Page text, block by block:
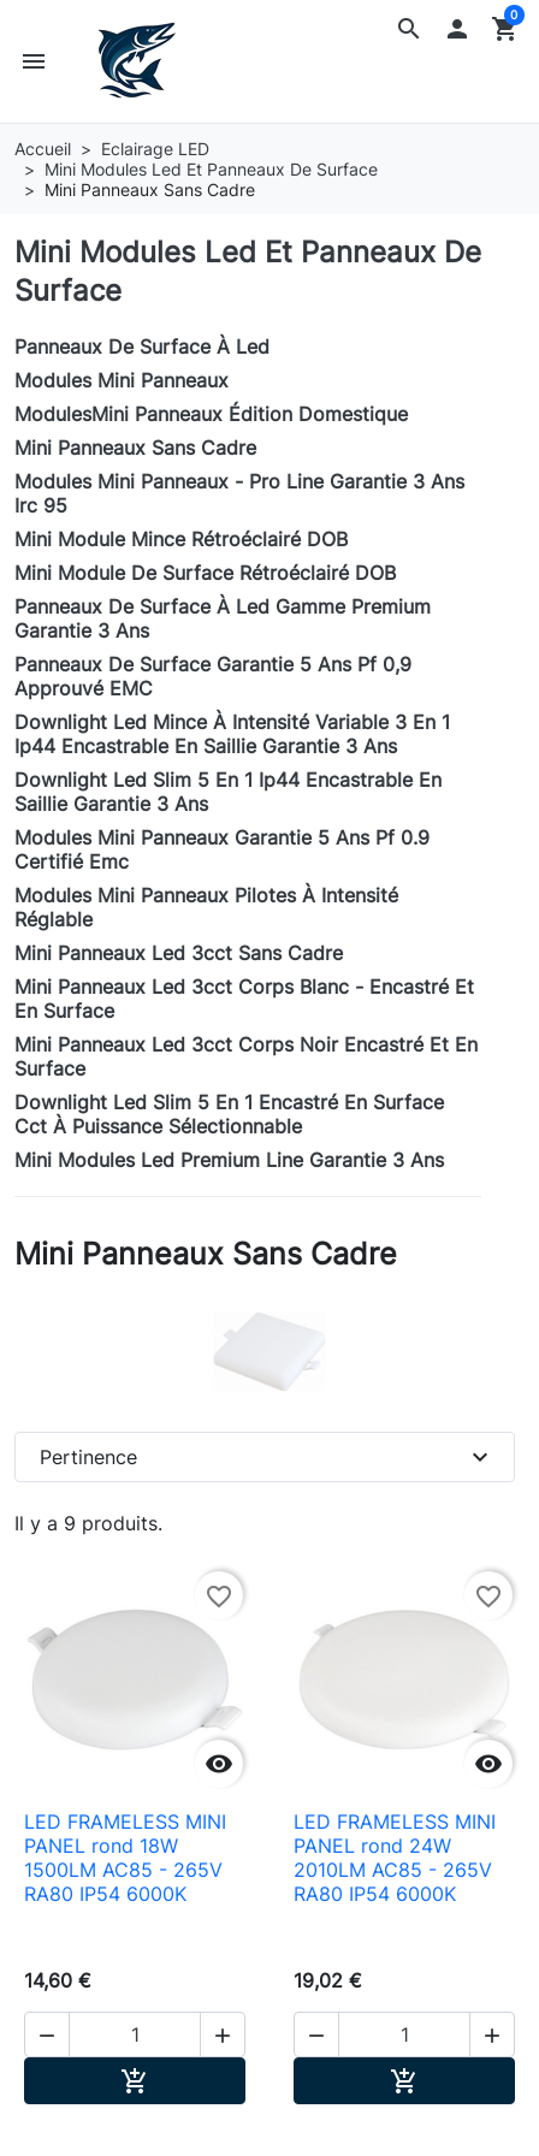
search
menu
 shopping_cart
0
Accueil
Eclairage LED
Mini Modules Led Et Panneaux De Surface
Mini Panneaux Sans Cadre
Mini Modules Led Et Panneaux De
Surface
Panneaux De Surface À Led
Modules Mini Panneaux
ModulesMini Panneaux Édition Domestique
Mini Panneaux Sans Cadre
Modules Mini Panneaux - Pro Line Garantie 3 Ans
Irc 95
Mini Module Mince Rétroéclairé DOB
Mini Module De Surface Rétroéclairé DOB
Panneaux De Surface À Led Gamme Premium
Garantie 3 Ans
Panneaux De Surface Garantie 5 Ans Pf 0,9
Approuvé EMC
Downlight Led Mince À Intensité Variable 3 En 1
Ip44 Encastrable En Saillie Garantie 3 Ans
Downlight Led Slim 5 En 1 Ip44 Encastrable En
Saillie Garantie 3 Ans
Modules Mini Panneaux Garantie 5 Ans Pf 0.9
Certifié Emc
Modules Mini Panneaux Pilotes À Intensité
Réglable
Mini Panneaux Led 3cct Sans Cadre
Mini Panneaux Led 3cct Corps Blanc - Encastré Et
En Surface
Mini Panneaux Led 3cct Corps Noir Encastré Et En
Surface
Downlight Led Slim 5 En 1 Encastré En Surface
Cct À Puissance Sélectionnable
Mini Modules Led Premium Line Garantie 3 Ans
Mini Panneaux Sans Cadre
Il y a 9 produits.
Pertinence expand_more

favorite_border
LED FRAMELESS MINI
PANEL rond 18W
1500LM AC85 - 265V
RA80 IP54 6000K
14,60 €
 


favorite_border
LED FRAMELESS MINI
PANEL rond 24W
2010LM AC85 - 265V
RA80 IP54 6000K
19,02 €
 
